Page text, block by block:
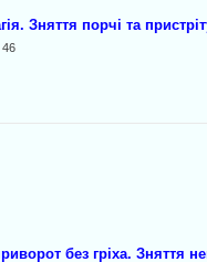
Зняття порчі та
46
без гріха. Зняття